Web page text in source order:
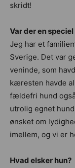
skridt!
Var der en
Jeg har et
Sverige. Det var
veninde, som
kæresten havde
fældefri hund
utrolig egnet
ønsket om
imellem, og vi er
Hvad elsker hun?